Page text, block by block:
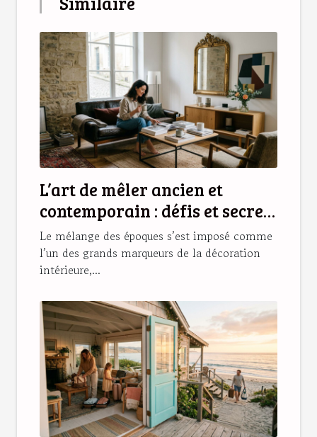
L’art de mêler ancien et
contemporain : défis et secrets
d’une déco réussie
Le mélange des époques s’est imposé comme
l’un des grands marqueurs de la décoration
intérieure,...